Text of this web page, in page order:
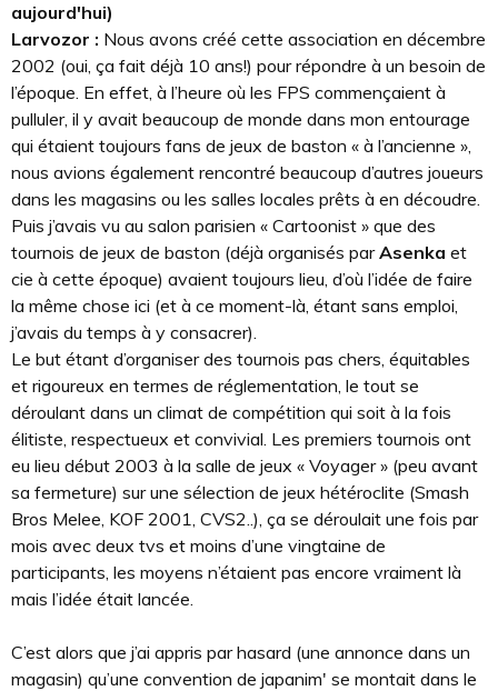
aujourd'hui)
Larvozor : Nous avons créé cette association en décembre
2002 (oui, ça fait déjà 10 ans!) pour répondre à un besoin de
l’époque. En effet, à l’heure où les FPS commençaient à
pulluler, il y avait beaucoup de monde dans mon entourage
qui étaient toujours fans de jeux de baston « à l’ancienne »,
nous avions également rencontré beaucoup d’autres joueurs
dans les magasins ou les salles locales prêts à en découdre.
Puis j’avais vu au salon parisien « Cartoonist » que des
tournois de jeux de baston (déjà organisés parAsenka et
cie à cette époque) avaient toujours lieu, d’où l’idée de faire
la même chose ici (et à ce moment-là, étant sans emploi,
j’avais du temps à y consacrer).
Le but étant d’organiser des tournois pas chers, équitables
et rigoureux en termes de réglementation, le tout se
déroulant dans un climat de compétition qui soit à la fois
élitiste, respectueux et convivial. Les premiers tournois ont
eu lieu début 2003 à la salle de jeux « Voyager » (peu avant
sa fermeture) sur une sélection de jeux hétéroclite (Smash
Bros Melee, KOF 2001, CVS2..), ça se déroulait une fois par
mois avec deux tvs et moins d’une vingtaine de
participants, les moyens n’étaient pas encore vraiment là
mais l’idée était lancée.
C’est alors que j’ai appris par hasard (une annonce dans un
magasin) qu’une convention de japanim' se montait dans le